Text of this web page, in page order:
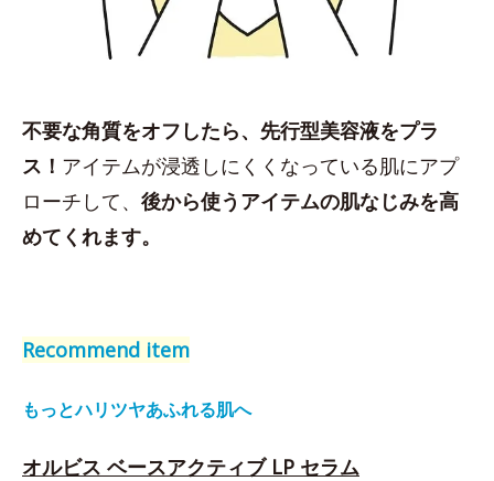
不要な角質をオフしたら、先行型美容液をプラ
ス！ アイテムが浸透しにくくなっている肌にアプ
ローチして、 後から使うアイテムの肌なじみを高
めてくれます。
Recommend item
もっとハリツヤあふれる肌へ
オルビス ベースアクティブ LP セラム